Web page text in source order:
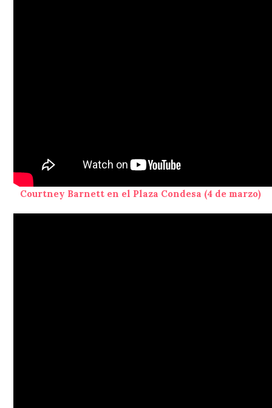
Courtney Barnett en el Plaza Condesa (4 de marzo)